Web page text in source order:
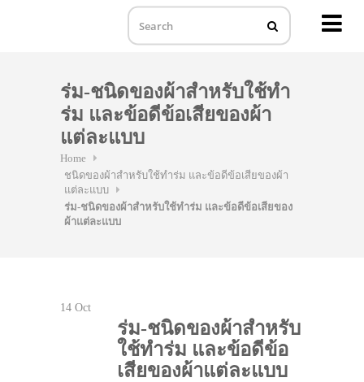
ร่ม-ชนิดของผ้าสำหรับใช้ทำ
ร่ม และข้อดีข้อเสียของผ้า
แต่ละแบบ
Home
ชนิดของผ้าสำหรับใช้ทำร่ม และข้อดีข้อเสียของผ้า
แต่ละแบบ
ร่ม-ชนิดของผ้าสำหรับใช้ทำร่ม และข้อดีข้อเสียของ
ผ้าแต่ละแบบ
14 Oct
ร่ม-ชนิดของผ้าสำหรับ
ใช้ทำร่ม และข้อดีข้อ
เสียของผ้าแต่ละแบบ